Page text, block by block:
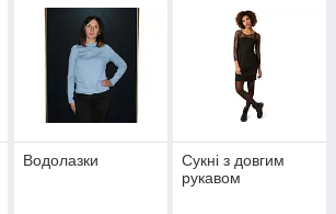
Водолазки
Сукні з довгим
рукавом